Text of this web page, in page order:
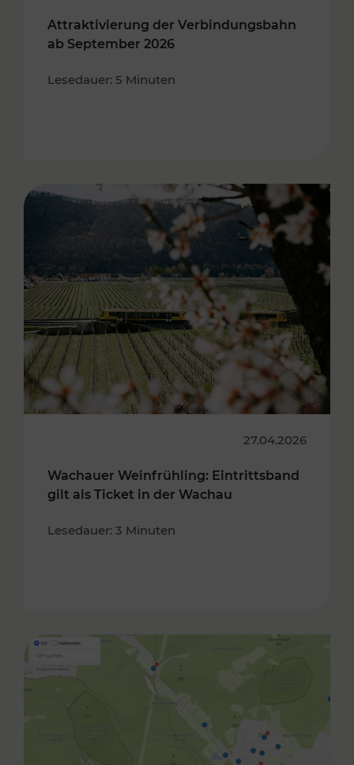
Attraktivierung der Verbindungsbahn
ab September 2026
Lesedauer: 5 Minuten
27.04.2026
Wachauer Weinfrühling: Eintrittsband
gilt als Ticket in der Wachau
Lesedauer: 3 Minuten